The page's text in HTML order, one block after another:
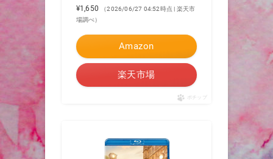
¥1,650
（2026/06/27 04:52時点 | 楽天市
場調べ）
Amazon
楽天市場
ポチップ